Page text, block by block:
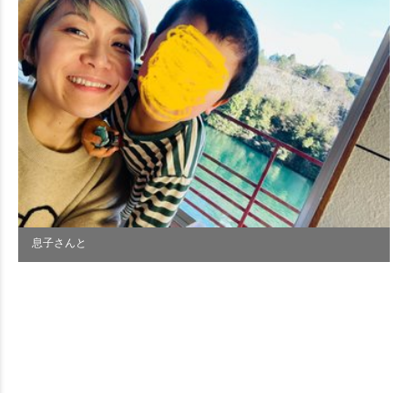
息子さんと